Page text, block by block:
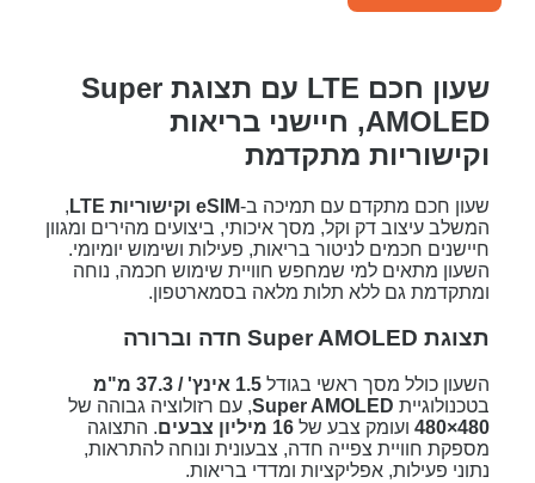
שעון חכם LTE עם תצוגת Super
AMOLED, חיישני בריאות
וקישוריות מתקדמת
שעון חכם מתקדם עם תמיכה ב-eSIM וקישוריות LTE
,
המשלב עיצוב דק וקל, מסך איכותי, ביצועים מהירים ומגוון
חיישנים חכמים לניטור בריאות, פעילות ושימוש יומיומי.
השעון מתאים למי שמחפש חוויית שימוש חכמה, נוחה
ומתקדמת גם ללא תלות מלאה בסמארטפון.
תצוגת Super AMOLED חדה וברורה
השעון כולל מסך ראשי בגודל 1.5 אינץ' / 37.3 מ"מ
בטכנולוגיית Super AMOLED, עם רזולוציה גבוהה של
480×480
ועומק צבע של 16 מיליון צבעים
. התצוגה
מספקת חוויית צפייה חדה, צבעונית ונוחה להתראות,
נתוני פעילות, אפליקציות ומדדי בריאות.